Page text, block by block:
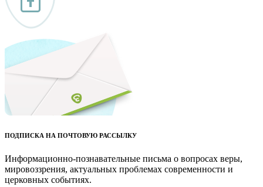
ПОДПИСКА НА ПОЧТОВУЮ РАССЫЛКУ
Информационно-познавательные письма о вопросах веры,
мировоззрения, актуальных проблемах современности и
церковных событиях.